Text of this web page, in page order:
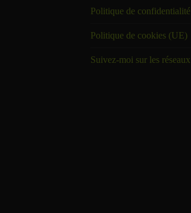
Politique de confidentialité
Politique de cookies (UE)
Suivez-moi sur les réseaux